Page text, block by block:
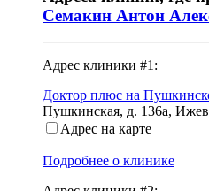
Семакин Антон
Адрес клиники #1:
Доктор плюс на
Пушкинская, д. 136а,
Адрес на карте
Подробнее о клинике